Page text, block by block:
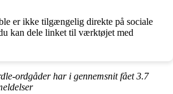
er ikke tilgængelig direkte på sociale
kan dele linket til værktøjet med
ordgåder har i gennemsnit fået3.7